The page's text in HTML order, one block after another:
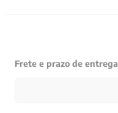
Frete e prazo de entrega